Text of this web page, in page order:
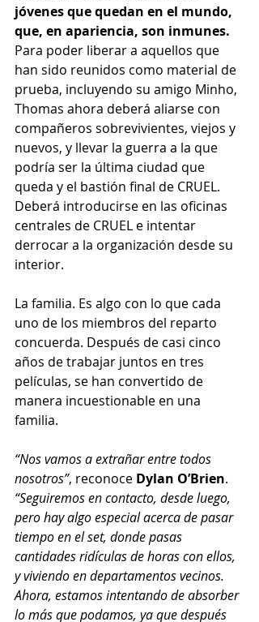
jóvenes que quedan en el mundo,
que, en apariencia, son inmunes.
Para poder liberar a aquellos que
han sido reunidos como material de
prueba, incluyendo su amigo Minho,
Thomas ahora deberá aliarse con
compañeros sobrevivientes, viejos y
nuevos, y llevar la guerra a la que
podría ser la última ciudad que
queda y el bastión final de CRUEL.
Deberá introducirse en las oficinas
centrales de CRUEL e intentar
derrocar a la organización desde su
interior.
La familia. Es algo con lo que cada
uno de los miembros del reparto
concuerda. Después de casi cinco
años de trabajar juntos en tres
películas, se han convertido de
manera incuestionable en una
familia.
“Nos vamos a extrañar entre todos
nosotros”, reconoce Dylan O’Brien.
“Seguiremos en contacto, desde luego,
pero hay algo especial acerca de pasar
tiempo en el set, donde pasas
cantidades ridículas de horas con ellos,
y viviendo en departamentos vecinos.
Ahora, estamos intentando de absorber
lo más que podamos, ya que después